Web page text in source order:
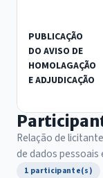
PUBLICAÇÃO
DO AVISO DE
HOMOLAGAÇÃO
E ADJUDICAÇÃO
Relação de
de dados pessoais
1 participante(s)